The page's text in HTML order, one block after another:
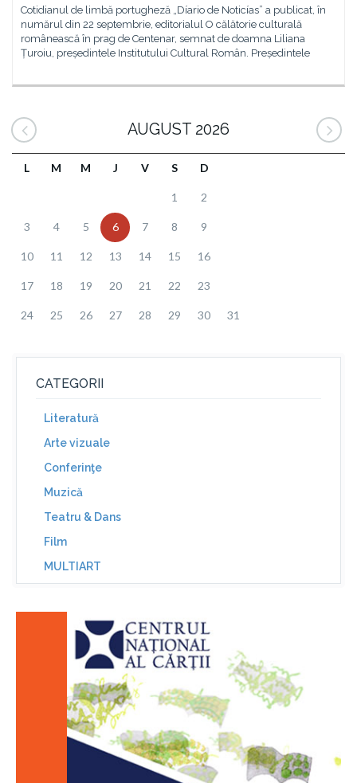
Cotidianul de limbă portugheză „Díario de Noticías” a publicat, în
numărul din 22 septembrie, editorialul O călătorie culturală
românească în prag de Centenar, semnat de doamna Liliana
Țuroiu, președintele Institutului Cultural Român. Președintele
AUGUST 2026
L M M J V S D
1 2
3 4 5 6 7 8 9
10 11 12 13 14 15 16
17 18 19 20 21 22 23
24 25 26 27 28 29 30 31
CATEGORII
Literatură
Arte vizuale
Conferinţe
Muzică
Teatru & Dans
Film
MULTIART